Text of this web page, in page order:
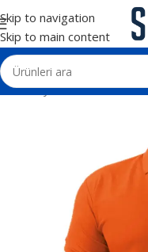
Skip to navigation
Skip to main content
Ana Sayfa Tekstil Ürünleri